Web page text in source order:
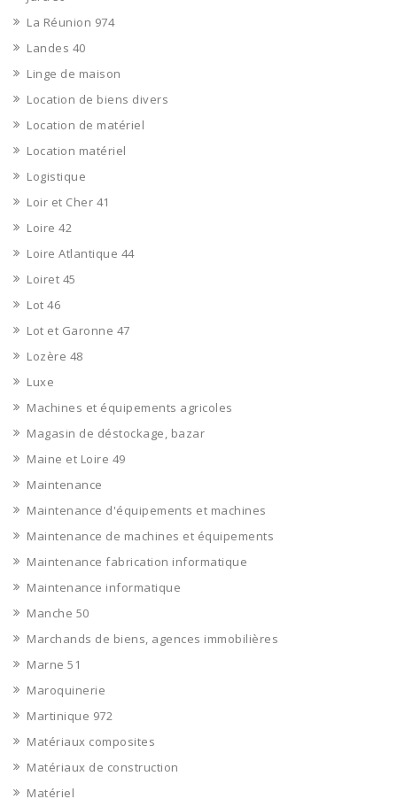
La Réunion 974
Landes 40
Linge de maison
Location de biens divers
Location de matériel
Location matériel
Logistique
Loir et Cher 41
Loire 42
Loire Atlantique 44
Loiret 45
Lot 46
Lot et Garonne 47
Lozère 48
Luxe
Machines et équipements agricoles
Magasin de déstockage, bazar
Maine et Loire 49
Maintenance
Maintenance d'équipements et machines
Maintenance de machines et équipements
Maintenance fabrication informatique
Maintenance informatique
Manche 50
Marchands de biens, agences immobilières
Marne 51
Maroquinerie
Martinique 972
Matériaux composites
Matériaux de construction
Matériel